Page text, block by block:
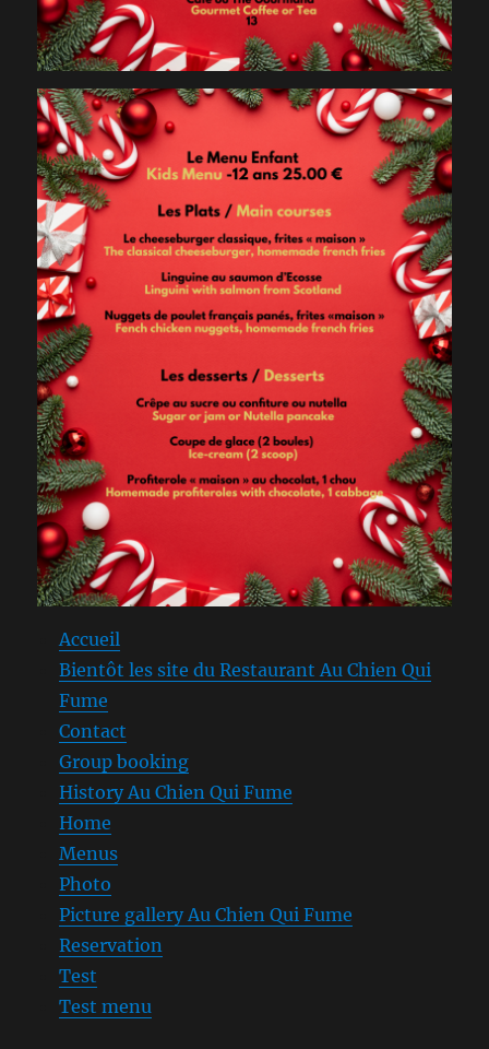
Accueil
Bientôt les site du Restaurant Au Chien Qui
Fume
Contact
Group booking
History Au Chien Qui Fume
Home
Menus
Photo
Picture gallery Au Chien Qui Fume
Reservation
Test
Test menu